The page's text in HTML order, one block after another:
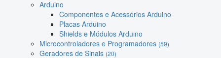
Arduino
Componentes e Acessórios Arduino
Placas Arduino
Shields e Módulos Arduino
Microcontroladores e Programadores (59)
Geradores de Sinais (20)